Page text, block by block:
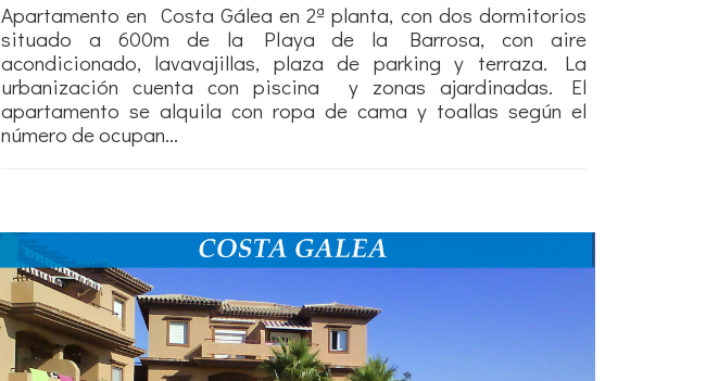
Apartamento en Costa Gálea en 2ª planta, con dos dormitorios
situado a 600m de la Playa de la Barrosa, con aire
acondicionado, lavavajillas, plaza de parking y terraza. La
urbanización cuenta con piscina y zonas ajardinadas. El
apartamento se alquila con ropa de cama y toallas según el
número de ocupan...